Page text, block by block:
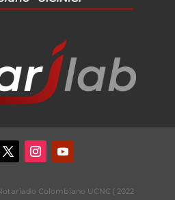
Colombiano UCNC | 2022